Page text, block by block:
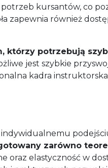
kursantów, co
zapewnia również
którzy potrzebują
jest szybkie
kadra
indywidualnemu
zarówno
oraz elastyczność w